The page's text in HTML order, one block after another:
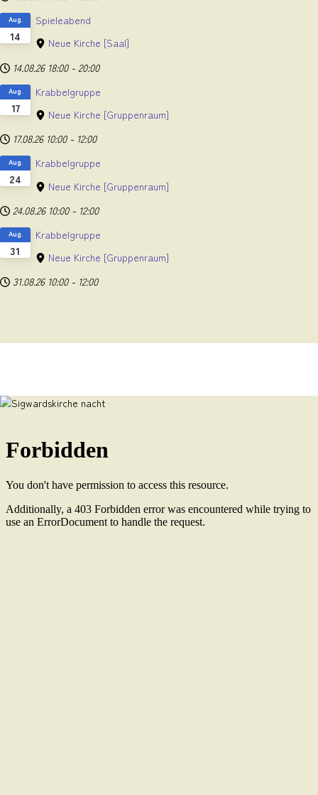
14
Aug.
Spieleabend
Neue Kirche [Saal]
14.08.26 18:00 - 20:00
17
Aug.
Krabbelgruppe
Neue Kirche [Gruppenraum]
17.08.26 10:00 - 12:00
24
Aug.
Krabbelgruppe
Neue Kirche [Gruppenraum]
24.08.26 10:00 - 12:00
31
Aug.
Krabbelgruppe
Neue Kirche [Gruppenraum]
31.08.26 10:00 - 12:00